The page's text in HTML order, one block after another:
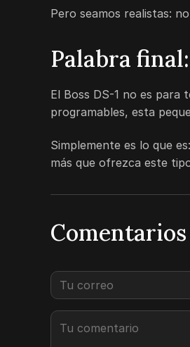
Pero seamos realistas:
Palabra
El Boss DS-1 no es
programables, esta
Simplemente es lo que
más que ofrezca este
Comentarios